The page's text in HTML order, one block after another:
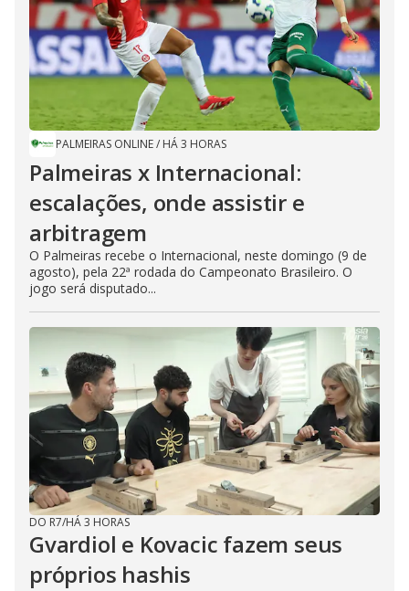
PALMEIRAS ONLINE/ HÁ 3 HORAS
Palmeiras x Internacional:
escalações, onde assistir e
arbitragem
O Palmeiras recebe o Internacional, neste domingo (9 de
agosto), pela 22ª rodada do Campeonato Brasileiro. O
jogo será disputado...
DO R7/HÁ 3 HORAS
Gvardiol e Kovacic fazem seus
próprios hashis